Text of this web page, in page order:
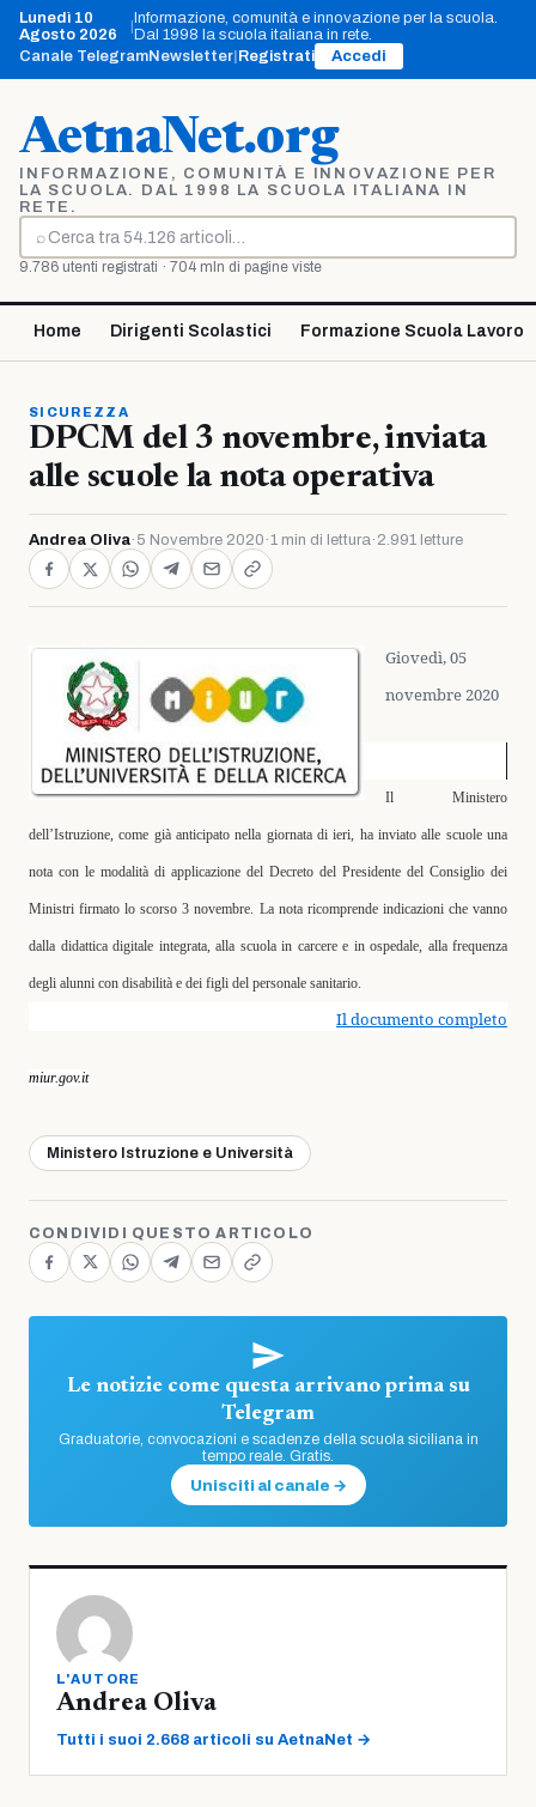
Vai
contenuto
Lunedì 10
Agosto 2026
Informazione, comunità e innovazione per la scuola.
Dal 1998 la scuola italiana in rete.
Canale TelegramNewsletter Registrati Accedi
AetnaNet.org
INFORMAZIONE, COMUNITÀ E INNOVAZIONE PER
LA SCUOLA. DAL 1998 LA SCUOLA ITALIANA IN
RETE.
⌕
Cerca
9.786 utenti registrati · 704 mln di pagine viste
Home Dirigenti Scolastici Formazione Scuola Lavoro
SICUREZZA
DPCM del 3 novembre, inviata
alle scuole la nota operativa
Andrea Oliva· 5 Novembre 2020 ·1 min di lettura· 2.991 letture
Giovedì, 05
novembre 2020
Il Ministero
dell’Istruzione, come già anticipato nella giornata di ieri, ha inviato alle scuole una
nota con le modalità di applicazione del Decreto del Presidente del Consiglio dei
Ministri firmato lo scorso 3 novembre. La nota ricomprende indicazioni che vanno
dalla didattica digitale integrata, alla scuola in carcere e in ospedale, alla frequenza
degli alunni con disabilità e dei figli del personale sanitario.
Il documento completo
miur.gov.it
Ministero Istruzione e Università
CONDIVIDI QUESTO ARTICOLO
Le notizie come questa arrivano prima su
Telegram
Graduatorie, convocazioni e scadenze della scuola siciliana in
tempo reale. Gratis.
Unisciti al canale →
L'AUTORE
Andrea Oliva
Tutti i suoi 2.668 articoli su AetnaNet →